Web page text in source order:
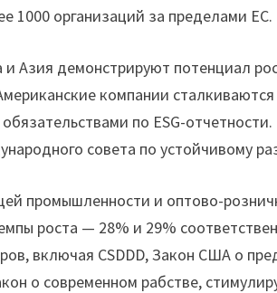
1000 организаций за пределами ЕС.
и Азия демонстрируют потенциал
компании
по ESG-
совета по устойчивому
промышленности и оптово-
роста — 28% и 29%
включая CSDDD, Закон США о
о современном рабстве,